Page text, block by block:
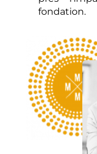
fondation.